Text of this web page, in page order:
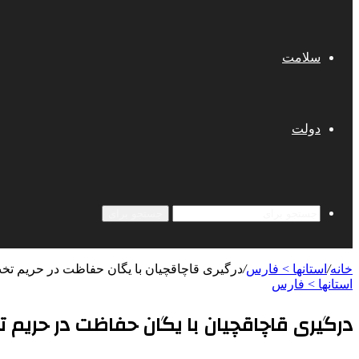
سلامت
دولت
خانه/ استانها > فارس/درگیری قاچاقچیان با یگان حفاظت در حریم
استانها > فارس
درگیری قاچاقچیان با یگان حفاظت در